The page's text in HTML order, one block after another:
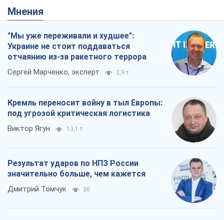
Мнения
"Мы уже переживали и худшее":
Украине не стоит поддаваться
отчаянию из-за ракетного террора
Сергей Марченко, эксперт 2,9 т.
Кремль переносит войну в тыл Европы:
под угрозой критическая логистика
Виктор Ягун 13,1 т.
Результат ударов по НПЗ России
значительно больше, чем кажется
Дмитрий Томчук 30